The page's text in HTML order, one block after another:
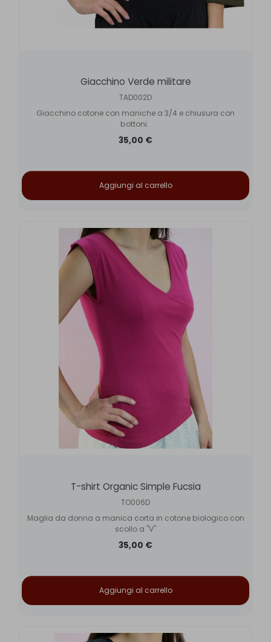
Giacchino Verde militare
TAD002D
Giacchino cotone con maniche a 3/4 e chiusura con
bottoni.
35,00 €
Aggiungi al carrello
T-shirt Organic Simple Fucsia
TO006D
Maglia da donna a manica corta in cotone biologico con
scollo a "V"
35,00 €
Aggiungi al carrello